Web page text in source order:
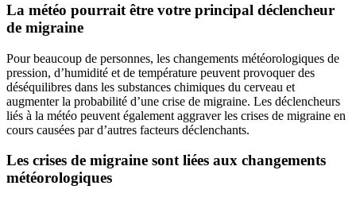
La météo pourrait être votre principal déclencheur
de migraine
Pour beaucoup de personnes, les changements météorologiques de
pression, d’humidité et de température peuvent provoquer des
déséquilibres dans les substances chimiques du cerveau et
augmenter la probabilité d’une crise de migraine. Les déclencheurs
liés à la météo peuvent également aggraver les crises de migraine en
cours causées par d’autres facteurs déclenchants.
Les crises de migraine sont liées aux changements
météorologiques